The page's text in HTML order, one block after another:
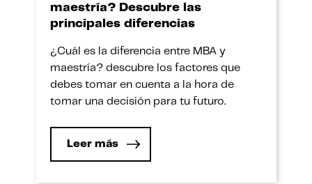
maestría? Descubre las
principales diferencias
¿Cuál es la diferencia entre MBA y
maestría? descubre los factores que
debes tomar en cuenta a la hora de
tomar una decisión para tu futuro.
Leer más